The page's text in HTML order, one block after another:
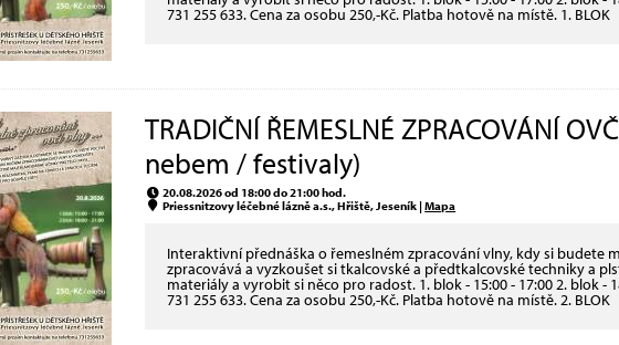
731 255 633. Cena za osobu 250,-Kč. Platba hotově na místě. 1. BLOK
TRADIČNÍ ŘEMESLNÉ ZPRACOVÁNÍ
nebem / festivaly)
20.08.2026 od 18:00 do 21:00 hod.
Priessnitzovy léčebné lázně a.s., Hřiště, Jeseník |Mapa
Interaktivní přednáška o řemeslném zpracování vlny, kdy si budete
zpracovává a vyzkoušet si tkalcovské a předtkalcovské techniky a
materiály a vyrobit si něco pro radost. 1. blok - 15:00 - 17:00 2. blok -
731 255 633. Cena za osobu 250,-Kč. Platba hotově na místě. 2. BLOK